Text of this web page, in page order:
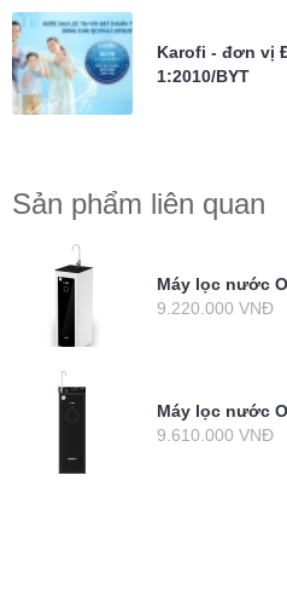
Karofi - đơn vị
1:2010/BYT
Sản phẩm liên quan
Máy lọc nước
9.220.000 VNĐ
Máy lọc nước
9.610.000 VNĐ